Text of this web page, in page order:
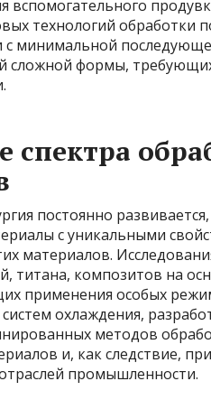
вспомогательного
технологий обработки
с минимальной
сложной формы,
спектра
постоянно
с уникальными
материалов.
титана, композитов на
применения особых
охлаждения,
методов
и, как следствие,
промышленности.